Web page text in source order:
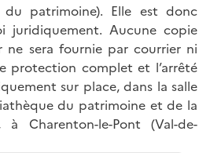
patrimoine). Elle est donc
Aucune copie
ne sera fournie par courrier ni
protection complet et l’arrêté
sur place, dans la salle
du patrimoine et de la
à Charenton-le-Pont (Val-de-